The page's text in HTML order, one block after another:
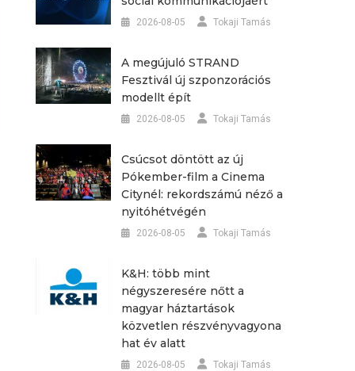
2026-08-05 Tokaji Tamás
A megújuló STRAND
Fesztivál új szponzorációs
modellt épít
2026-08-05 Tokaji Tamás
Csúcsot döntött az új
Pókember-film a Cinema
Citynél: rekordszámú néző a
nyitóhétvégén
2026-08-05 Tokaji Tamás
K&H: több mint
négyszeresére nőtt a
magyar háztartások
közvetlen részvényvagyona
hat év alatt
2026-08-05 Tokaji Tamás